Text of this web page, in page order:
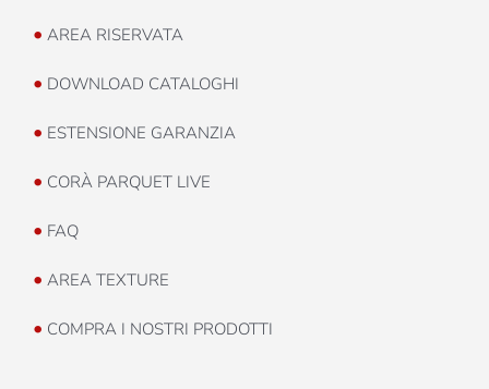
• AREA RISERVATA
• DOWNLOAD CATALOGHI
• ESTENSIONE GARANZIA
• CORÀ PARQUET LIVE
• FAQ
• AREA TEXTURE
• COMPRA I NOSTRI PRODOTTI